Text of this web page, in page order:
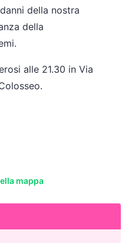
della nostra
della
alle 21.30 in Via
mappa